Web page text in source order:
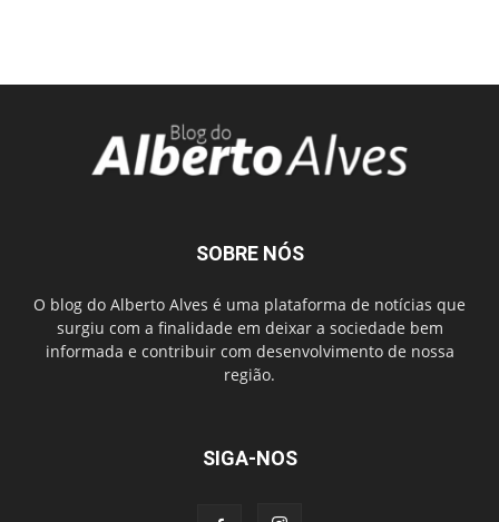
SOBRE NÓS
O blog do Alberto Alves é uma plataforma de notícias que
surgiu com a finalidade em deixar a sociedade bem
informada e contribuir com desenvolvimento de nossa
região.
SIGA-NOS